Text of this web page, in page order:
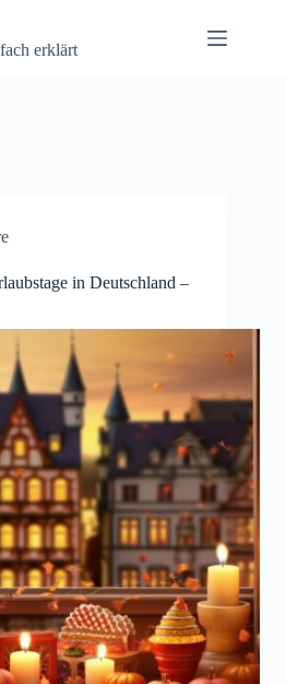
erklärt
in Deutschland –